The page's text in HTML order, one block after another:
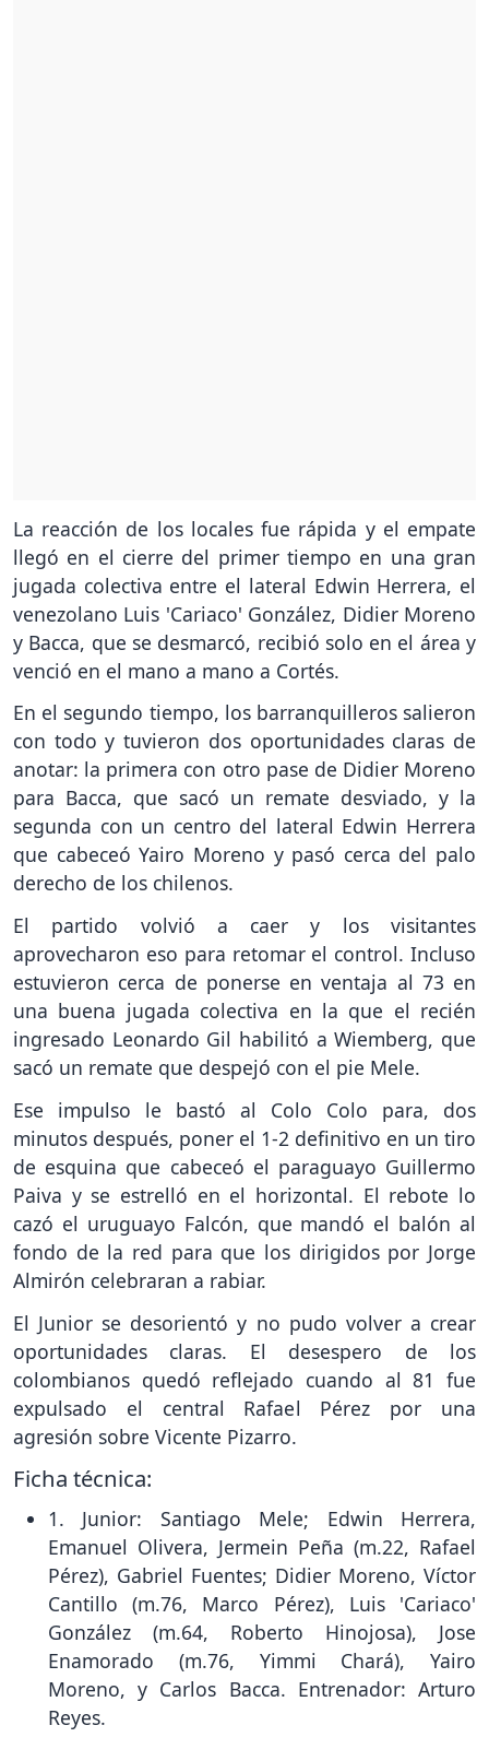
La reacción de los locales fue rápida y el empate
llegó en el cierre del primer tiempo en una gran
jugada colectiva entre el lateral Edwin Herrera, el
venezolano Luis 'Cariaco' González, Didier Moreno
y Bacca, que se desmarcó, recibió solo en el área y
venció en el mano a mano a Cortés.
En el segundo tiempo, los barranquilleros salieron
con todo y tuvieron dos oportunidades claras de
anotar: la primera con otro pase de Didier Moreno
para Bacca, que sacó un remate desviado, y la
segunda con un centro del lateral Edwin Herrera
que cabeceó Yairo Moreno y pasó cerca del palo
derecho de los chilenos.
El partido volvió a caer y los visitantes
aprovecharon eso para retomar el control. Incluso
estuvieron cerca de ponerse en ventaja al 73 en
una buena jugada colectiva en la que el recién
ingresado Leonardo Gil habilitó a Wiemberg, que
sacó un remate que despejó con el pie Mele.
Ese impulso le bastó al Colo Colo para, dos
minutos después, poner el 1-2 definitivo en un tiro
de esquina que cabeceó el paraguayo Guillermo
Paiva y se estrelló en el horizontal. El rebote lo
cazó el uruguayo Falcón, que mandó el balón al
fondo de la red para que los dirigidos por Jorge
Almirón celebraran a rabiar.
El Junior se desorientó y no pudo volver a crear
oportunidades claras. El desespero de los
colombianos quedó reflejado cuando al 81 fue
expulsado el central Rafael Pérez por una
agresión sobre Vicente Pizarro.
Ficha técnica:
1. Junior: Santiago Mele; Edwin Herrera,
Emanuel Olivera, Jermein Peña (m.22, Rafael
Pérez), Gabriel Fuentes; Didier Moreno, Víctor
Cantillo (m.76, Marco Pérez), Luis 'Cariaco'
González (m.64, Roberto Hinojosa), Jose
Enamorado (m.76, Yimmi Chará), Yairo
Moreno, y Carlos Bacca. Entrenador: Arturo
Reyes.